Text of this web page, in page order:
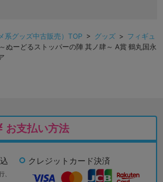
系グッズ中古販売）TOP > グッズ > フィギュ
ぬーどるストッパーの陣 其ノ肆～ A賞 鶴丸国永
お支払い方法
、
クレジットカード決済